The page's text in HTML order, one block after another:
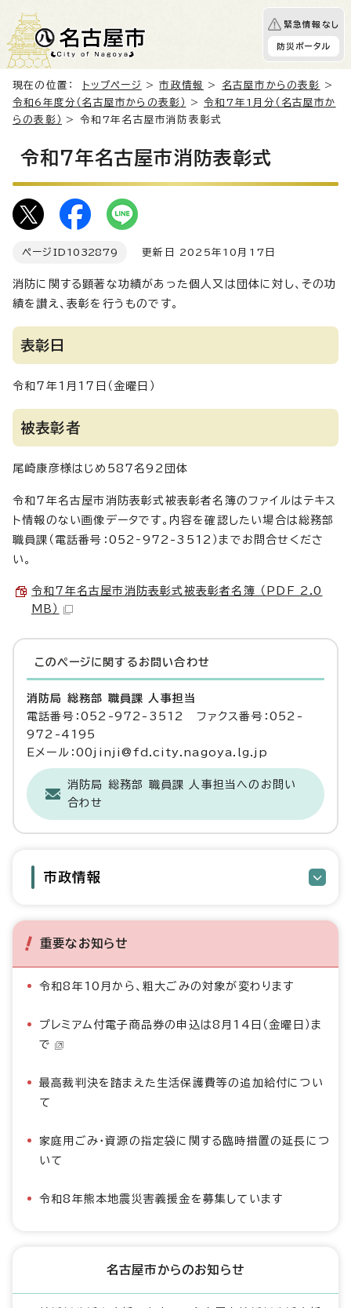
緊急情報なし
防災ポータル
現在の位置： トップページ >市政情報 > 名古屋市からの表彰
>
令和6年度分（名古屋市からの表彰）
>令和7年1月分（名古屋市か
らの表彰）
> 令和7年名古屋市消防表彰式
令和7年名古屋市消防表彰式
ページID 1032879 更新日 2025年10月17日
消防に関する顕著な功績があった個人又は団体に対し、その功
績を讃え、表彰を行うものです。
表彰日
令和7年1月17日（金曜日）
被表彰者
尾崎康彦様はじめ587名92団体
令和7年名古屋市消防表彰式被表彰者名簿のファイルはテキス
ト情報のない画像データです。内容を確認したい場合は総務部
職員課（電話番号：052‐972-3512）までお問合せくださ
い。
令和7年名古屋市消防表彰式被表彰者名簿 （PDF 2.0
MB）
このページに関する お問い合わせ
消防局 総務部 職員課 人事担当
電話番号：052-972-3512 ファクス番号：052-
972-4195
Eメール：00jinji@fd.city.nagoya.lg.jp
消防局 総務部 職員課 人事担当へのお問い
合わせ
市政情報
重要なお知らせ
令和8年10月から、粗大ごみの対象が変わります
プレミアム付電子商品券の申込は8月14日（金曜日）ま
で
最高裁判決を踏まえた生活保護費等の追加給付につい
て
家庭用ごみ・資源の指定袋に関する臨時措置の延長につ
いて
令和8年熊本地震災害義援金を募集しています
名古屋市からのお知らせ